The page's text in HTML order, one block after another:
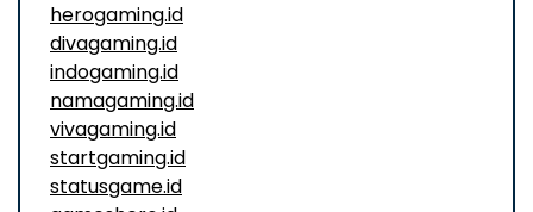
herogaming.id
divagaming.id
indogaming.id
namagaming.id
vivagaming.id
startgaming.id
statusgame.id